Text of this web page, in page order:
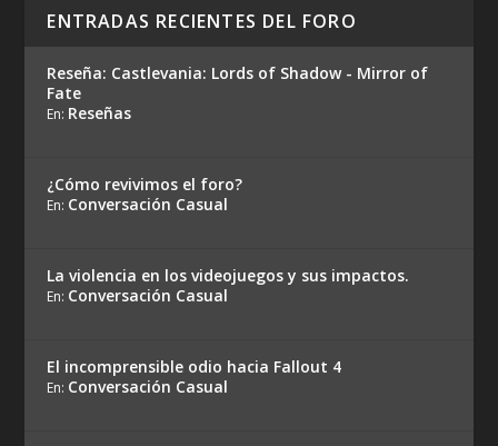
ENTRADAS RECIENTES DEL FORO
Reseña: Castlevania: Lords of Shadow - Mirror of
Fate
En: Reseñas
¿Cómo revivimos el foro?
En: Conversación Casual
La violencia en los videojuegos y sus impactos.
En: Conversación Casual
El incomprensible odio hacia Fallout 4
En: Conversación Casual